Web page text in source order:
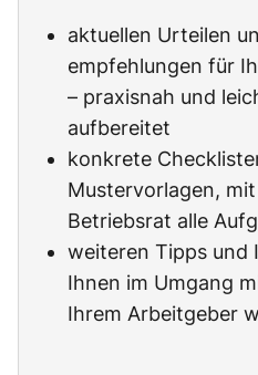
aktuellen Urteilen
empfehlungen für
– praxisnah und
aufbereitet
konkrete
Mustervorlagen,
Betriebsrat alle
weiteren Tipps und
Ihnen im Umgang
Ihrem Arbeitgeber